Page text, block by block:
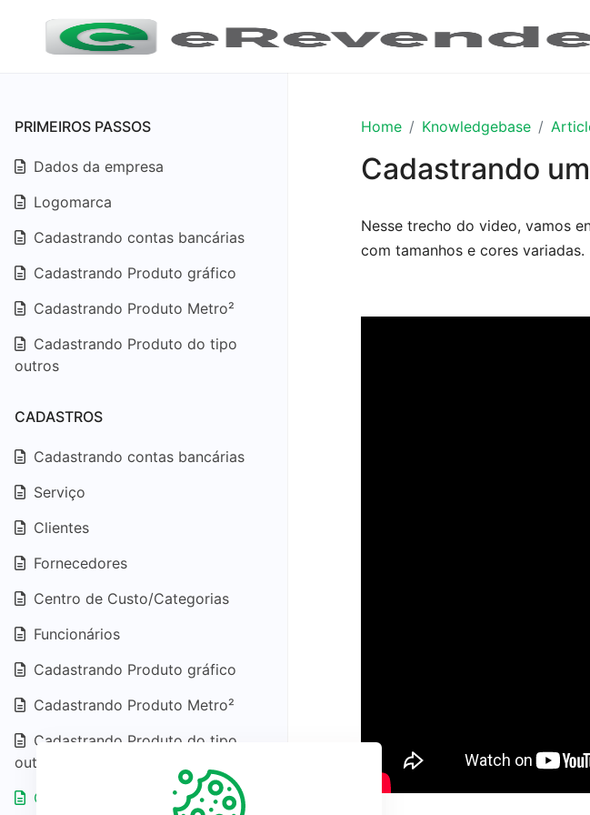
PRIMEIROS PASSOS
Dados da empresa
Logomarca
Cadastrando contas bancárias
Cadastrando Produto gráfico
Cadastrando Produto Metro²
Cadastrando Produto do tipo
outros
CADASTROS
Cadastrando contas bancárias
Serviço
Clientes
Fornecedores
Centro de Custo/Categorias
Funcionários
Cadastrando Produto gráfico
Cadastrando Produto Metro²
Cadastrando Produto do tipo
outros
Cadastrando uma variação
Home Knowledgebase
Cadastrando
Nesse trecho do video, vamos
com tamanhos e cores variadas.